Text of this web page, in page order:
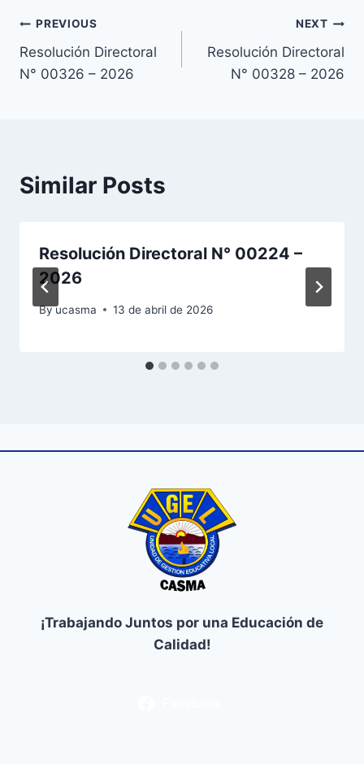
Navegación
de
PREVIOUS
Resolución Directoral
N° 00326 – 2026
NEXT
Resolución Directoral
N° 00328 – 2026
Similar Posts
Resolución Directoral N° 00224 –
2026
Byucasma 13 de abril de 2026
¡Trabajando Juntos por una Educación de
Calidad!